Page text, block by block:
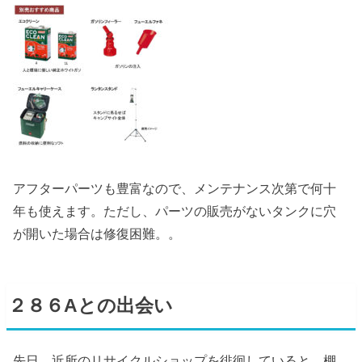
アフターパーツも豊富なので、メンテナンス次第で何十
年も使えます。ただし、パーツの販売がないタンクに穴
が開いた場合は修復困難。。
２８６Aとの出会い